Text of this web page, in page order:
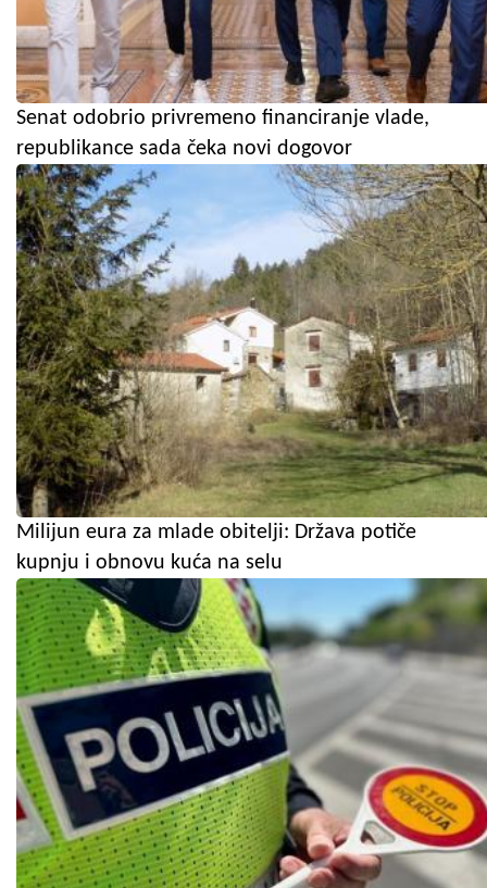
Senat odobrio privremeno financiranje vlade,
republikance sada čeka novi dogovor
Milijun eura za mlade obitelji: Država potiče
kupnju i obnovu kuća na selu